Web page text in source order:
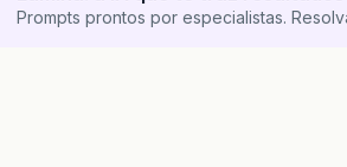
Prompts prontos por especialistas.